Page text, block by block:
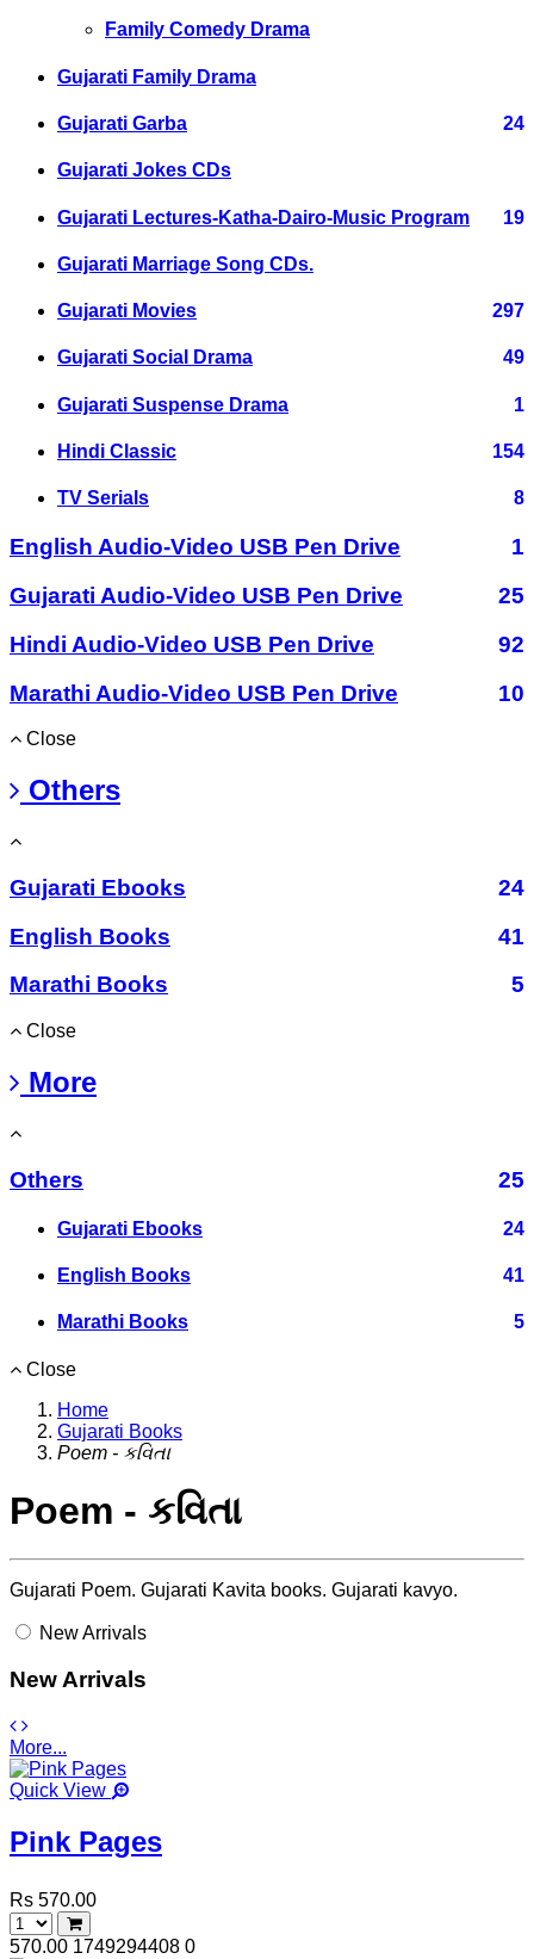
Family Comedy Drama
Gujarati Family Drama
Gujarati Garba 24
Gujarati Jokes CDs
Gujarati Lectures-Katha-Dairo-Music Program 19
Gujarati Marriage Song CDs.
Gujarati Movies 297
Gujarati Social Drama 49
Gujarati Suspense Drama 1
Hindi Classic 154
TV Serials 8
English Audio-Video USB Pen Drive
1
Gujarati Audio-Video USB Pen Drive
25
Hindi Audio-Video USB Pen Drive
92
Marathi Audio-Video USB Pen Drive
10
Close
Others
Gujarati Ebooks
24
English Books
41
Marathi Books
5
Close
More
Others 25
Gujarati Ebooks 24
English Books 41
Marathi Books 5
Close
Home
Gujarati Books
Poem - કવિતા
Poem - કવિતા
Gujarati Poem. Gujarati Kavita books. Gujarati kavyo.
New Arrivals
New Arrivals
More...
Quick View
Pink Pages
Rs 570.00
570.00 1749294408 0